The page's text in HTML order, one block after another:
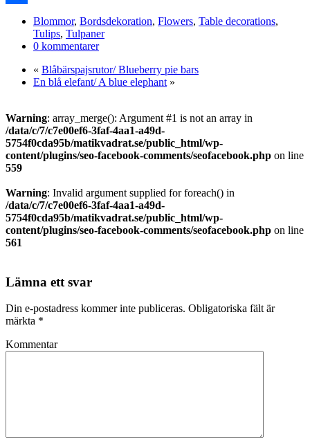
Blommor, Bordsdekoration, Flowers, Table decorations,
Tulips, Tulpaner
0 kommentarer
« Blåbärspajsrutor/ Blueberry pie bars
En blå elefant/ A blue elephant »
Warning: array_merge(): Argument #1 is not an array in
/data/c/7/c7e00ef6-3faf-4aa1-a49d-
5754f0cda95b/matikvadrat.se/public_html/wp-
content/plugins/seo-facebook-comments/seofacebook.php on line
559
Warning: Invalid argument supplied for foreach() in
/data/c/7/c7e00ef6-3faf-4aa1-a49d-
5754f0cda95b/matikvadrat.se/public_html/wp-
content/plugins/seo-facebook-comments/seofacebook.php on line
561
Lämna ett svar
Din e-postadress kommer inte publiceras. Obligatoriska fält är
märkta *
Kommentar